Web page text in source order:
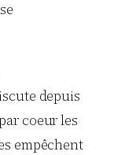
depuis
coeur les
empêchent